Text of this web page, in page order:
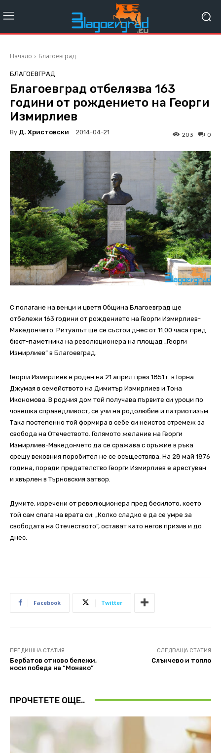
Начало Благоевград
БЛАГОЕВГРАД
Благоевград отбелязва 163
години от рождението на Георги
Измирлиев
By Д. Христовски 2014-04-21 0
203
С полагане на венци и цветя Община Благоевград ще
отбележи 163 години от рождението на Георги Измирлиев-
Македончето. Ритуалът ще се състои днес от 11.00 часа пред
бюст-паметника на революционера на площад „Георги
Измирлиев” в Благоевград.
Георги Измирлиев е роден на 21 април през 1851 г. в Горна
Джумая в семейството на Димитър Измирлиев и Тона
Икономова. В родния дом той получава първите си уроци по
човешка справедливост, се учи на родолюбие и патриотизъм.
Така постепенно той формира в себе си неистов стремеж за
свобода на Отечеството. Голямото желание на Георги
Измирлиев-Македончето да се сражава с оръжие в ръка
срещу вековния поробител не се осъществява. На 28 май 1876
година, поради предателство Георги Измирлиев е арестуван
и хвърлен в Търновския затвор.
Думите, изречени от революционера пред бесилото, което
той сам слага на врата си: „Колко сладко е да се умре за
свободата на Отечеството”, остават като негов призив и до
днес.
Facebook Twitter
ПРЕДИШНА СТАТИЯ
Бербатов отново бележи,
носи победа на “Монако”
СЛЕДВАЩА СТАТИЯ
Слънчево и топло
ПРОЧЕТЕТЕ ОЩЕ..